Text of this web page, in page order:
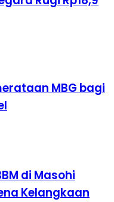
MBG bagi
di Masohi
Kelangkaan